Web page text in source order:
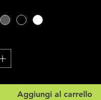
Aggiungi al carrello